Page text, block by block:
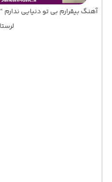
آهنگ ﺑﻴﻘﺮارم ﺑﻰ ﺗﻮ دﻧﻴﺎﻳﻰ